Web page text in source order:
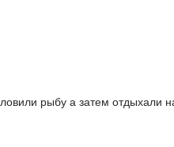
ловили рыбу а затем отдыхали